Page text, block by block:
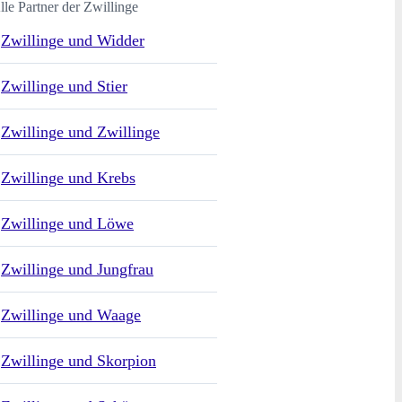
Partner der Zwillinge
Zwillinge und Widder
Zwillinge und Stier
Zwillinge und Zwillinge
Zwillinge und Krebs
Zwillinge und Löwe
Zwillinge und Jungfrau
Zwillinge und Waage
Zwillinge und Skorpion